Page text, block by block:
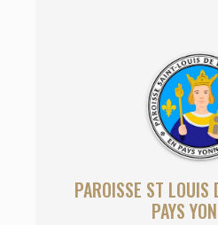
PAROISSE ST LOUIS
PAYS